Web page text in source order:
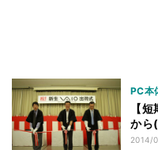
PC本
【
から
2014/